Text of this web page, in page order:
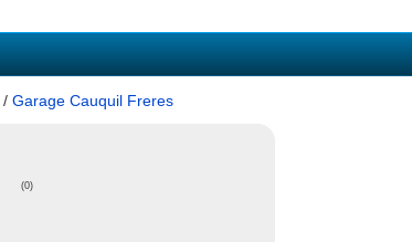
/ Garage Cauquil Freres
(0)